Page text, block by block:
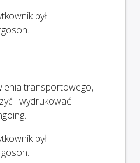
był
transportowego,
i wydrukować
był